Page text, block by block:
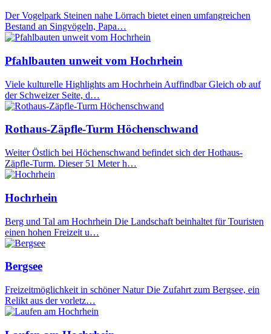
Der Vogelpark Steinen nahe Lörrach bietet einen umfangreichen
Bestand an Singvögeln, Papa…
Pfahlbauten unweit vom Hochrhein
Viele kulturelle Highlights am Hochrhein Auffindbar Gleich ob auf
der Schweizer Seite, d…
Rothaus-Zäpfle-Turm Höchenschwand
Weiter Östlich bei Höchenschwand befindet sich der Hothaus-
Zäpfle-Turm. Dieser 51 Meter h…
Hochrhein
Berg und Tal am Hochrhein Die Landschaft beinhaltet für Touristen
einen hohen Freizeit u…
Bergsee
Freizeitmöglichkeit in schöner Natur Die Zufahrt zum Bergsee, ein
Relikt aus der vorletz…